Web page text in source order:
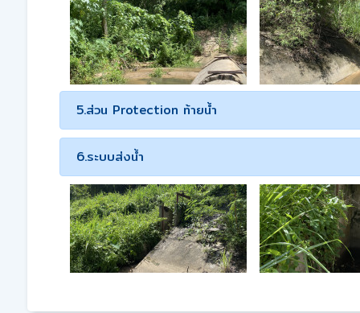
5.ส่วน Protection ท้ายน้ำ
6.ระบบส่งน้ำ